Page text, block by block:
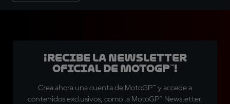
¡Recibe la Newsletter
oficial de MotoGP™!
Crea ahora una cuenta de MotoGP™ y accede a
contenidos exclusivos, como la MotoGP™ Newsletter,